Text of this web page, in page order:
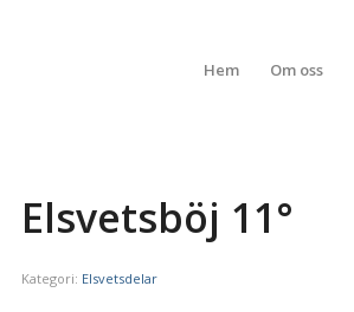
Hem Om oss
Elsvetsböj 11°
Kategori: Elsvetsdelar